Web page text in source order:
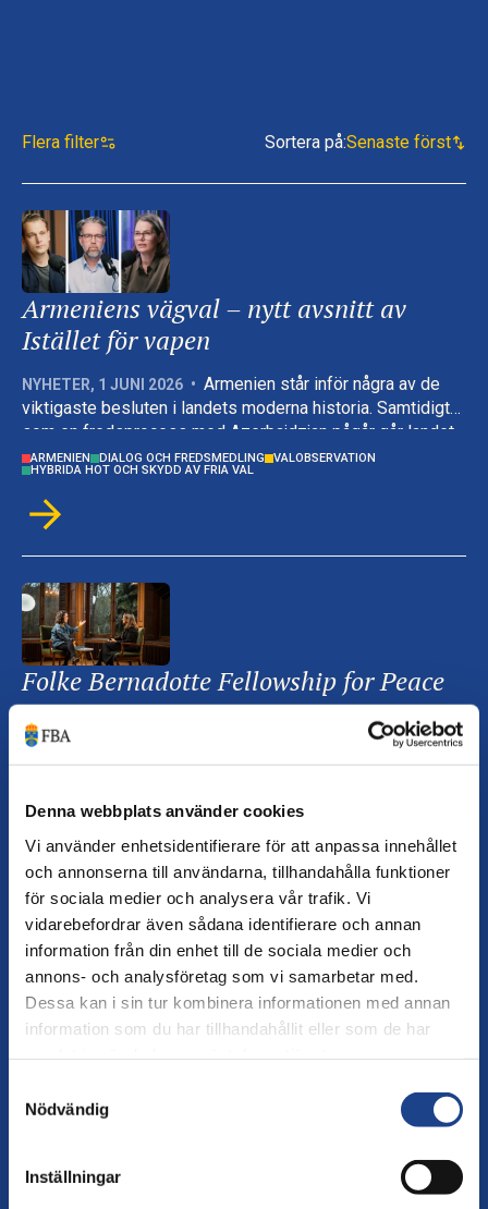
Denna webbplats använder cookies
Vi använder enhetsidentifierare för att anpassa innehållet
och annonserna till användarna, tillhandahålla funktioner
för sociala medier och analysera vår trafik. Vi
vidarebefordrar även sådana identifierare och annan
information från din enhet till de sociala medier och
annons- och analysföretag som vi samarbetar med.
Dessa kan i sin tur kombinera informationen med annan
information som du har tillhandahållit eller som de har
Nödvändig
Inställningar
Flera filter Sortera på:Senaste först
Armeniens vägval – nytt avsnitt av
Istället för vapen
NYHETER, 1 JUNI 2026 • Armenien står inför några av de
viktigaste besluten i landets moderna historia. Samtidigt
som en fredsprocess med Azerbajdzjan pågår går landet
mot ett avgörande val där både demokratin och den
framtida utrikespolitiska inriktningen står på spel.
ARMENIEN DIALOG OCH FREDSMEDLING
VALOBSERVATION
HYBRIDA HOT OCH SKYDD AV FRIA VAL
Folke Bernadotte Fellowship for Peace
Negotiators
personer som har spelat centrala roller i kända
tillgängliggöra deras erfarenhet och expertis främjar FBA
strukturerade och evidensbaserade metoder för att
hantera konflikt.
Vad är ett fredsavtal värt om inget
NYHETER,9 APRIL 2026
I vårt senaste poddavsnitt av
transaktionell och transformativ fred, om synen på fred
som del av avtal på hög nivå eller som en långsiktig
DIALOG OCH FREDSMEDLING